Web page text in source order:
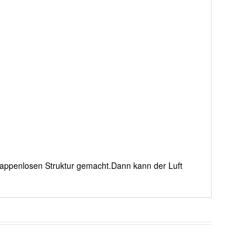
Struktur gemacht.Dann kann der Luft